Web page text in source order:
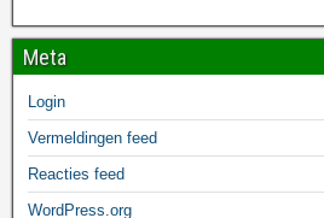
Meta
Login
Vermeldingen feed
Reacties feed
WordPress.org